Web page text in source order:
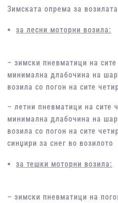
Зимската опрема за
за лесни моторни возила:
– зимски пневматици на
минимална длабочина на
возила со погон на сите
– летни пневматици на сите
минимална длабочина на
возила со погон на сите
синџири за снег во возилото
за тешки моторни возила:
– зимски пневматици на